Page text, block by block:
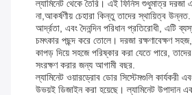
ল্যামিনেট থেকে তৈরি। এই ফিনিস শুধুমাত্র দরজা
না,আকর্ষণীয় চেহারা কিন্তু তাদের স্থায়িত্ব উন্নত.
আর্দ্রতা, এবং দৈনন্দিন পরিধান প্রতিরোধী, এটি
চমৎকার পছন্দ করে তোলে। দরজা রক্ষণাবেক্ষণ
কাপড় দিয়ে সহজে পরিষ্কার করা যেতে পারে,
সংরক্ষণ করার জন্য আগামী বছর.
ল্যামিনেট ওয়ারড্রোব ডোর সিস্টেমগুলি কার্যকরী
উভয়ই ডিজাইন করা হয়েছে। ল্যামিনেট উপাদান